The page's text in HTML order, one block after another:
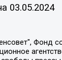
03.05.2024
2021", Общество с ограниченной ответственностью "Главный редактор 2021", Общество с ограниченной ответственностью "Ромашки монолит", Важенков Артем Валерьевич, Ивановская областная общественная организация "Центр гендерных исследований", Гурман Юрий Альбертович, Медиапроект "ОВД-Инфо", Егоров Владимир Владимирович, Жилинский Владимир Александрович, Общество с ограниченной ответственностью "ЗП", Иванова София Юрьевна, Карезина Инна Павловна, Кильтау Екатерина Викторовна, Петров Алексей Викторович, Пискунов Сергей Евгеньевич, Смирнов Сергей Сергеевич, Тихонов Михаил Сергеевич, Общество с ограниченной ответственностью "ЖУРНАЛИСТ-ИНОСТРАННЫЙ АГЕНТ", Арапова Галина Юрьевна, Вольтская Татьяна Анатольевна, Американская компания "Mason G.E.S. Anonymous Foundation"